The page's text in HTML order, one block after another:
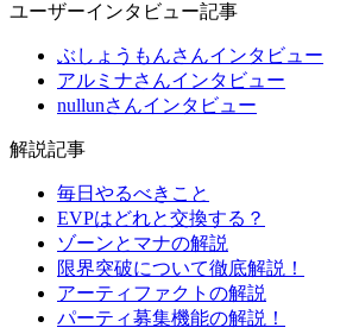
ユーザーインタビュー記事
ぶしょうもんさんインタビュー
アルミナさんインタビュー
nullunさんインタビュー
解説記事
毎日やるべきこと
EVPはどれと交換する？
ゾーンとマナの解説
限界突破について徹底解説！
アーティファクトの解説
パーティ募集機能の解説！